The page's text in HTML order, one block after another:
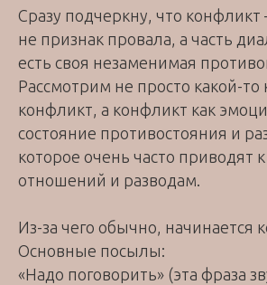
Сразу подчеркну, что конфликт
не признак провала, а часть
есть своя незаменимая
Рассмотрим не просто какой-
конфликт, а конфликт как
состояние противостояния и
которое очень часто приводят
отношений и разводам.
Из-за чего обычно, начинается
Основные посылы:
«Надо поговорить» (эта фраза